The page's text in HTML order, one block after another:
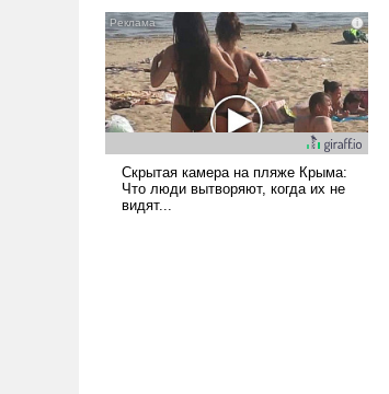
ударами судьбы, брать на себя
ответственность, помогать
слабым, идти вперед и
адаптироваться.